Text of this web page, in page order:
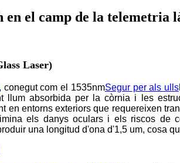
en el camp de la telemetria
Laser)
, conegut com el 1535nmSegur per als ulls
llum absorbida per la còrnia i les
en entorns exteriors que requereixen
els danys oculars i els riscos
una longitud d'ona d'1,5 um, cosa